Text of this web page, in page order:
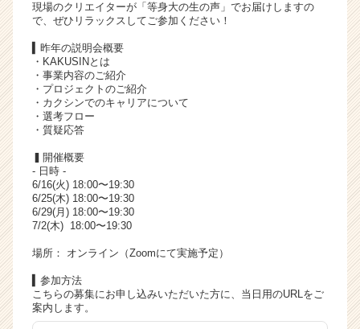
C
e
r）
現場のクリエイターが「等身大の生の声」でお届けしますの
で、ぜひリラックスしてご参加ください！
▍昨年の説明会概要
・KAKUSINとは
・事業内容のご紹介
・プロジェクトのご紹介
・カクシンでのキャリアについて
・選考フロー
・質疑応答
▍開催概要
- 日時 -
6/16(火) 18:00〜19:30
6/25(木) 18:00〜19:30
6/29(月) 18:00〜19:30
7/2(木) 18:00〜19:30
場所： オンライン（Zoomにて実施予定）
▍参加方法
こちらの募集にお申し込みいただいた方に、当日用のURLをご
案内します。